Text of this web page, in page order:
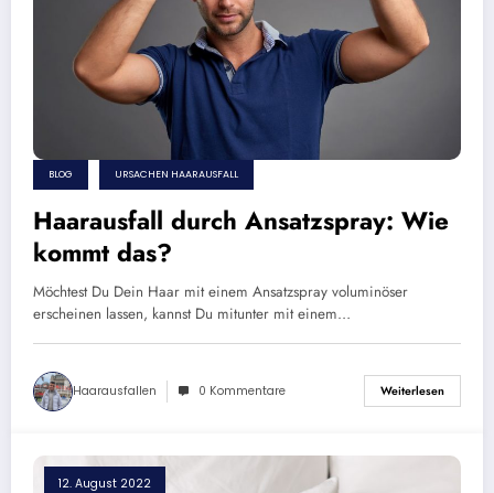
BLOG URSACHEN HAARAUSFALL
Haarausfall durch Ansatzspray: Wie
kommt das?
Möchtest Du Dein Haar mit einem Ansatzspray voluminöser
erscheinen lassen, kannst Du mitunter mit einem…
Haarausfallen 0 Kommentare Weiterlesen
12. August 2022